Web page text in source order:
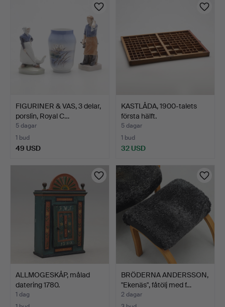
FIGURINER & VAS, 3 delar,
porslin, Royal C…
5 dagar
1 bud
49 USD
KASTLÅDA, 1900-talets
första hälft.
5 dagar
1 bud
32 USD
ALLMOGESKÅP, målad
datering 1780.
1 dag
BRÖDERNA ANDERSSON,
"Ekenäs", fåtölj med f…
2 dagar